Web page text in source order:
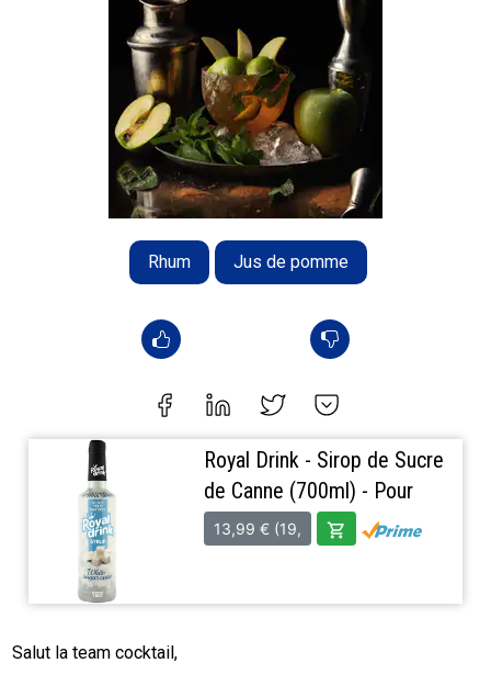
Rhum Jus de pomme
Salut la team cocktail,